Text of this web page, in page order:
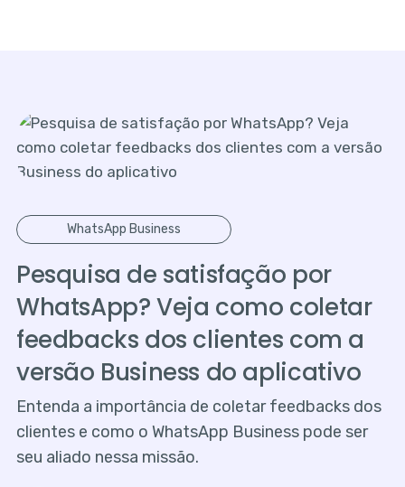
WhatsApp Business
Pesquisa de satisfação por
WhatsApp? Veja como coletar
feedbacks dos clientes com a
versão Business do aplicativo
Entenda a importância de coletar feedbacks dos
clientes e como o WhatsApp Business pode ser
seu aliado nessa missão.